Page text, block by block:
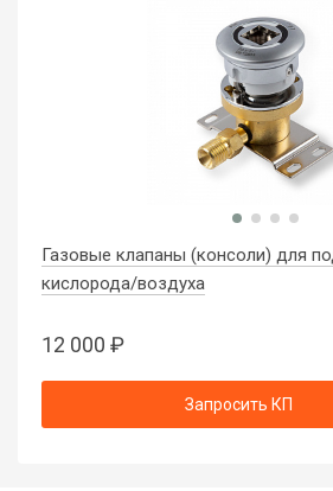
Газовые клапаны (консоли) для
кислорода/воздуха
12 000 ₽
Запросить КП